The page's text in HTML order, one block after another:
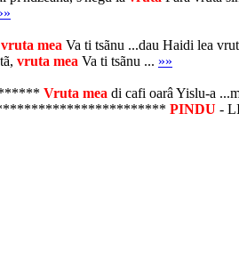
vruta mea Va ti tsãnu ...dau Haidi lea
vruta mea Va ti tsãnu ... »»
Vruta mea di cafi oarâ Yislu-a
************************** PINDU -